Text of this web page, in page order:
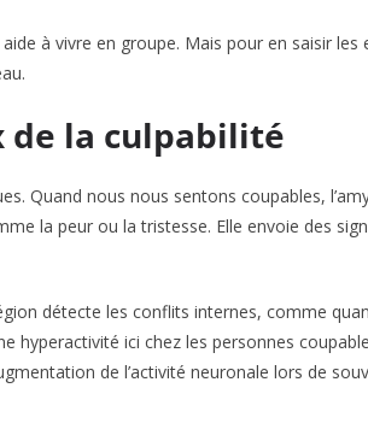
à vivre en groupe. Mais pour en saisir les
de la culpabilité
Quand nous nous sentons coupables,
la peur ou la tristesse. Elle envoie des
détecte les conflits internes, comme
hyperactivité ici chez les personnes
de l’activité neuronale lors de